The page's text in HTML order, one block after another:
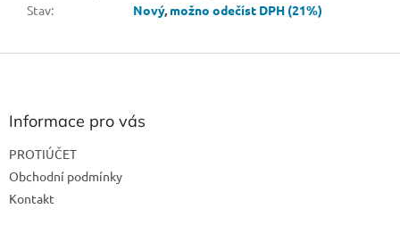
Stav: Nový, možno odečíst DPH (21%)
Z
Informace pro vás
PROTIÚČET
Obchodní podmínky
Kontakt